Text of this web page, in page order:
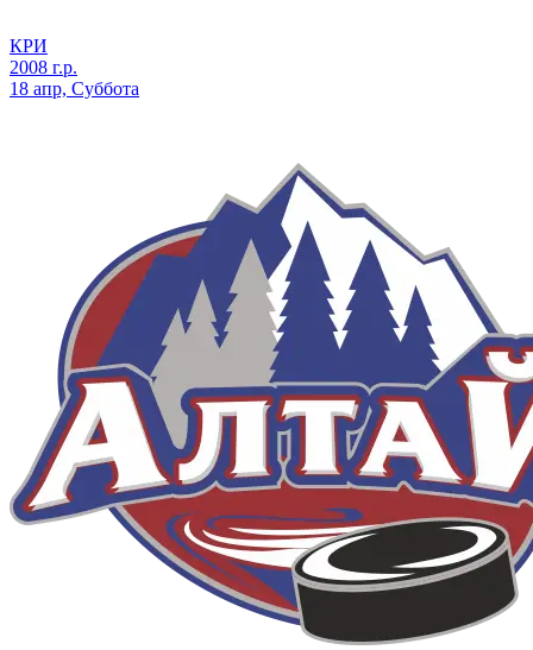
КРИ
2008 г.р.
18 апр, Суббота